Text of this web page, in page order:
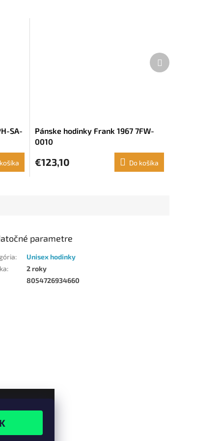
SA-
Pánske hodinky Frank 1967 7FW-
0010
€123,10 Do košíka
Ďalší
produkt
parametre
:
Unisex hodinky
:
2 roky
8054726934660